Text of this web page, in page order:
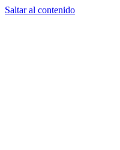
Saltar al contenido